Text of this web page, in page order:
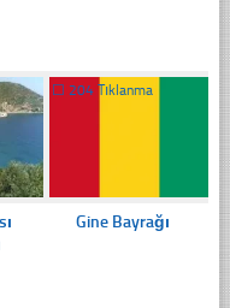
☐ 204 Tıklanma
Gine Bayrağı